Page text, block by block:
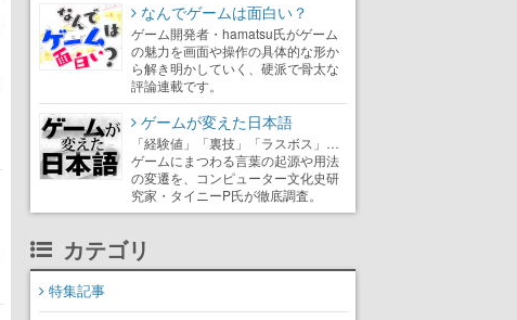
なんでゲームは面白い？
ゲーム開発者・hamatsu氏がゲーム
の魅力を画面や操作の具体的な形か
ら解き明かしていく、硬派で骨太な
評論連載です。
ゲームが変えた日本語
「経験値」「裏技」「ラスボス」…
ゲームにまつわる言葉の起源や用法
の変遷を、コンピューター文化史研
究家・タイニーP氏が徹底調査。
カテゴリ
特集記事